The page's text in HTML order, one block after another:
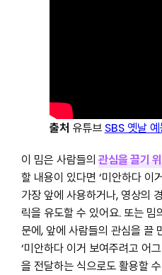
출처 유튜브 SBS 옛날
이 밈은 사람들의 관심을 끌기
할 내용이 있다면 ‘미안하다 이
가장 앞에 사용하거나, 영상의
릭을 유도할 수 있어요. 또는
문에, 앞에 사람들의 관심을 끌
‘미안하다 이거 보여주려고 어
을 전달하는 식으로도 활용할